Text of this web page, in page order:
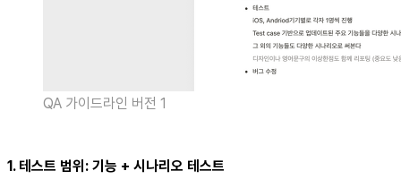
QA 가이드라인 버전 1
1. 테스트 범위: 기능 + 시나리오 테스트